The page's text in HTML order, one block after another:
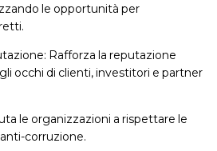
le opportunità per
Rafforza la reputazione
occhi di clienti, investitori e partner
le organizzazioni a rispettare le
corruzione.